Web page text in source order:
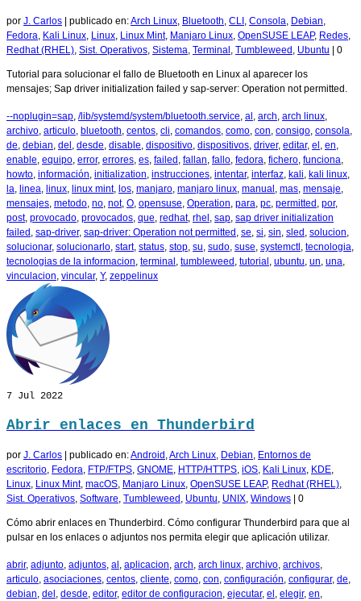
por J. Carlos | publicado en:Arch Linux Bluetooth CLI Consola Debian
Fedora Kali Linux Linux Linux Mint, Manjaro Linux OpenSUSE LEAP, Redes
Redhat (RHEL) Sist. Operativos Sistema Terminal Tumbleweed Ubuntu | 0
Tutorial para solucionar el fallo de Bluetooth en Linux al aparecer los
mensajes; Sap driver initialization failed y sap-server: Operation not permitted.
--noplugin=sap /lib/systemd/system/bluetooth.service al arch arch linux
archivo articulo bluetooth centos cli comandos como con consigo consola
de debian del desde disable dispositivo dispositivos driver, editar, el en
enable equipo error, errores es failed fallan fallo fedora fichero funciona
howto información initialization instrucciones intentar, interfaz kali kali linux
la linea linux linux mint, los manjaro manjaro linux manual mas mensaje
mensajes metodo no not, O opensuse Operation para pc permitted por,
post, provocado provocados que redhat, rhel sap sap driver initialization
failed sap-driver, sap-driver: Operation not permitted se si sin sled solucion
solucionar, solucionarlo start, status stop su sudo suse systemctl tecnologia
tecnologias de la informacion terminal tumbleweed tutorial ubuntu un una
vinculacion vincular, Y, zeppelinux
7 Jul 2022
Abrir enlaces en Thunderbird
por J. Carlos | publicado en:Android Arch Linux Debian Entornos de
escritorio Fedora FTP/FTPS GNOME HTTP/HTTPS iOS Kali Linux KDE
Linux Linux Mint, macOS Manjaro Linux OpenSUSE LEAP, Redhat (RHEL)
Sist. Operativos Software Tumbleweed Ubuntu UNIX Windows | 0
Cómo abrir enlaces en Thunderbird. Cómo configurar Thunderbird para que al
pulsar en los enlaces o adjuntos nos permita elegir que aplicación utilizar.
abrir, adjunto adjuntos al aplicacion arch arch linux archivo archivos
articulo asociaciones centos cliente como con configuración configurar, de
debian del desde editor, editor de configuracion ejecutar, el elegir, en